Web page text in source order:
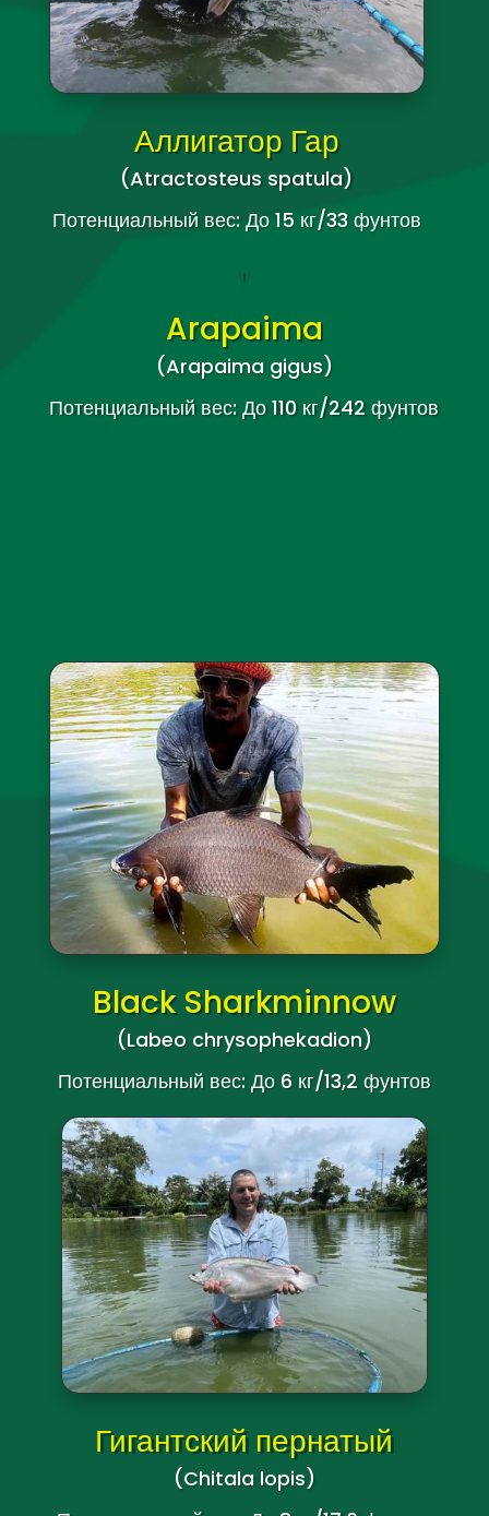
(Piaractus brachypomus)
Потенциальный вес: До 15 кг/33 фунтов
Аллигатор Гар
Arapaima
(Arapaima gigus)
Потенциальный вес: До 110 кг/242 фунтов
Black Sharkminnow
(Labeo chrysophekadion)
Потенциальный вес: До 6 кг/13,2 фунтов